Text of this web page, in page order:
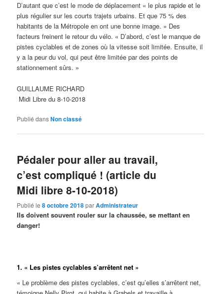
D’autant que c’est le mode de déplacement « le plus rapide et le
plus régulier sur les courts trajets urbains. Et que 75 % des
habitants de la Métropole en ont une bonne image. » Des
facteurs freinent le retour du vélo. « D’abord, c’est le manque de
pistes cyclables et de zones où la vitesse soit limitée. Ensuite, il
y a la peur du vol, qui peut être limitée par des points de
stationnement sûrs. »
GUILLAUME RICHARD
Midi Libre du 8-10-2018
Publié dansNon classé
Pédaler pour aller au travail,
c’est compliqué ! (article du
Midi libre 8-10-2018)
Publié le8 octobre 2018parAdministrateur
Ils doivent souvent rouler sur la chaussée, se mettant en
danger!
1. « Les pistes cyclables s’arrêtent net »
« Le problème des pistes cyclables, c’est qu’elles s’arrêtent net,